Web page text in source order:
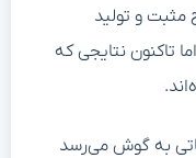
مثبت و تولید
تاکنون نتایجی که
به گوش می‌رسد